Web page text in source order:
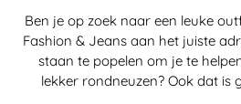
Ben je op zoek naar een leuke
Fashion & Jeans aan het juiste
staan te popelen om je te
lekker rondneuzen? Ook dat is